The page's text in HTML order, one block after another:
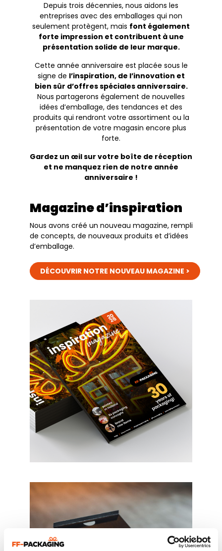
Depuis trois décennies, nous aidons les
entreprises avec des emballages qui non
seulement protègent, mais font également
forte impression et contribuent à une
présentation solide de leur marque.
Cette année anniversaire est placée sous le
signe de l’inspiration, de l’innovation et
bien sûr d’offres spéciales anniversaire.
Nous partagerons également de nouvelles
idées d’emballage, des tendances et des
produits qui rendront votre assortiment ou la
présentation de votre magasin encore plus
forte.
Gardez un œil sur votre boîte de réception
et ne manquez rien de notre année
anniversaire !
Magazine d’inspiration
Nous avons créé un nouveau magazine, rempli
de concepts, de nouveaux produits et d’idées
d’emballage.
DÉCOUVRIR NOTRE NOUVEAU MAGAZINE >